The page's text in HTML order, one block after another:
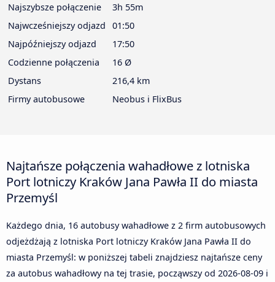
Najszybsze połączenie
3h 55m
Najwcześniejszy odjazd
01:50
Najpóźniejszy odjazd
17:50
Codzienne połączenia
16 Ø
Dystans
216,4 km
Firmy autobusowe
Neobus i FlixBus
Najtańsze połączenia wahadłowe z lotniska
Port lotniczy Kraków Jana Pawła II do miasta
Przemyśl
Każdego dnia, 16 autobusy wahadłowe z 2 firm autobusowych
odjeżdżają z lotniska Port lotniczy Kraków Jana Pawła II do
miasta Przemyśl: w poniższej tabeli znajdziesz najtańsze ceny
za autobus wahadłowy na tej trasie, począwszy od 2026-08-09 i